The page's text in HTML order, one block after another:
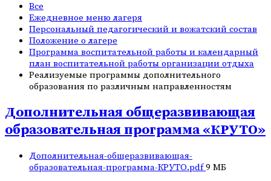
Все
Ежедневное меню лагеря
Персональный педагогический и вожатский состав
Положение о лагере
Программа воспитательной работы и календарный
план воспитательной работы организации отдыха
Реализуемые программы дополнительного
образования по различным направленностям
Дополнительная общеразвивающая
образовательная программа «КРУТО»
Вложения
Дополнительная-общеразвивающая-
образовательная-программа-КРУТО.pdfРазмер
9 МБ